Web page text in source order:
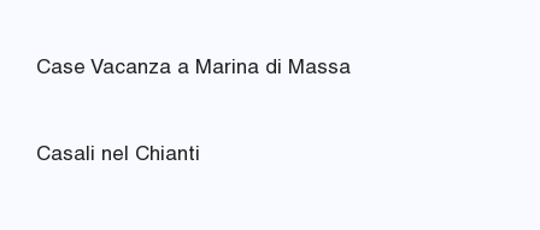
Case Vacanza a Marina di Massa
Casali nel Chianti